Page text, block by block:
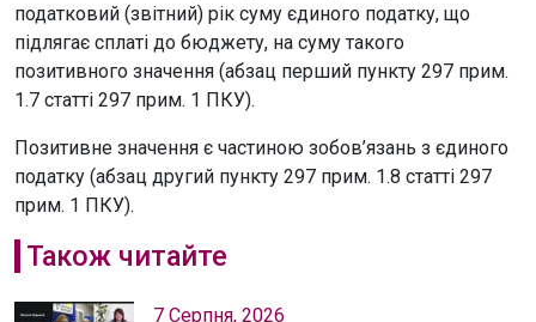
податковий (звітний) рік суму єдиного податку, що
підлягає сплаті до бюджету, на суму такого
позитивного значення (абзац перший пункту 297 прим.
1.7 статті 297 прим. 1 ПКУ).
Позитивне значення є частиною зобов’язань з єдиного
податку (абзац другий пункту 297 прим. 1.8 статті 297
прим. 1 ПКУ).
Також читайте
7 Серпня, 2026